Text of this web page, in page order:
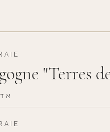
"Terres